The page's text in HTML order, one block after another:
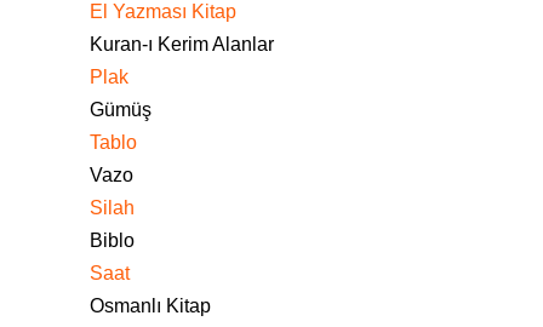
El Yazması Kitap
Kuran-ı Kerim Alanlar
Plak
Gümüş
Tablo
Vazo
Silah
Biblo
Saat
Osmanlı Kitap